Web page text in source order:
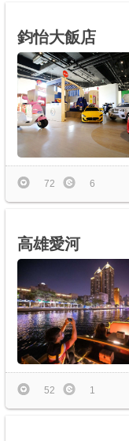
鈞怡大飯店
72 6
高雄愛河
52 1